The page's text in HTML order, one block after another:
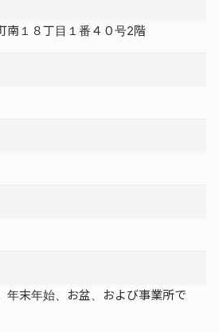
南１８丁目１番４０号2階
年末年始、お盆、および事業所で